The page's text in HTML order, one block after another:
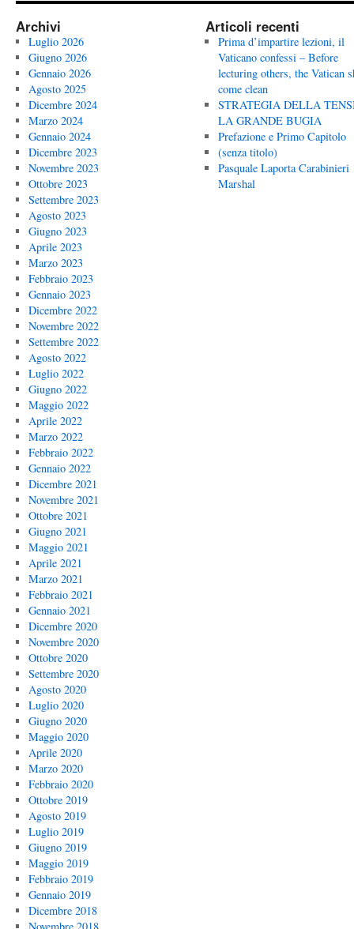
Archivi
Luglio 2026
Giugno 2026
Gennaio 2026
Agosto 2025
Dicembre 2024
Marzo 2024
Gennaio 2024
Dicembre 2023
Novembre 2023
Ottobre 2023
Settembre 2023
Agosto 2023
Giugno 2023
Aprile 2023
Marzo 2023
Febbraio 2023
Gennaio 2023
Dicembre 2022
Novembre 2022
Settembre 2022
Agosto 2022
Luglio 2022
Giugno 2022
Maggio 2022
Aprile 2022
Marzo 2022
Febbraio 2022
Gennaio 2022
Dicembre 2021
Novembre 2021
Ottobre 2021
Giugno 2021
Maggio 2021
Aprile 2021
Marzo 2021
Febbraio 2021
Gennaio 2021
Dicembre 2020
Novembre 2020
Ottobre 2020
Settembre 2020
Agosto 2020
Luglio 2020
Giugno 2020
Maggio 2020
Aprile 2020
Marzo 2020
Febbraio 2020
Ottobre 2019
Agosto 2019
Luglio 2019
Giugno 2019
Maggio 2019
Febbraio 2019
Gennaio 2019
Dicembre 2018
Articoli recenti
Prima d’impartire lezioni, il
Vaticano confessi – Before
lecturing others, the Vatican
come clean
STRATEGIA DELLA
LA GRANDE BUGIA
Prefazione e Primo Capitolo
(senza titolo)
Pasquale Laporta Carabinieri
Marshal